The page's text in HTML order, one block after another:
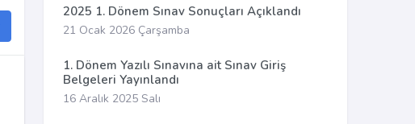
2025 1. Dönem Sınav Sonuçları Açıklandı
21 Ocak 2026 Çarşamba
1. Dönem Yazılı Sınavına ait Sınav Giriş
Belgeleri Yayınlandı
16 Aralık 2025 Salı